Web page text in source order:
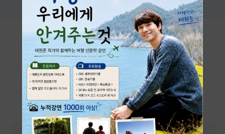
시설대관 및 프로그램
공주시 행복누림에서 진행하는 다양한 프로그램과 대관 시설을
안내합니다.
전체 강좌신청 대관신청